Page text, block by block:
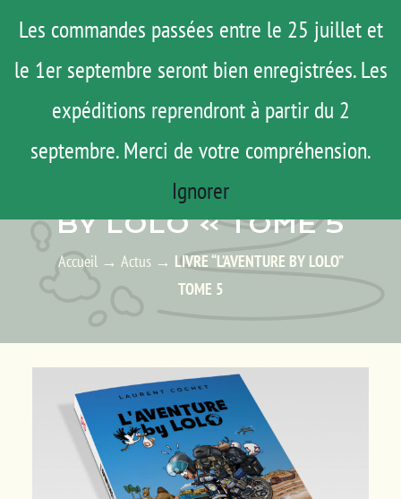
Les commandes passées entre le 25 juillet et
le 1er septembre seront bien enregistrées. Les
expéditions reprendront à partir du 2
septembre. Merci de votre compréhension.
Ignorer
contenu
Menu
ROAD TRIP
ACTUS
TESTS
AGENDA
MATOS
Mon Compte
ACTUS – LES ACTUALITÉS
LIVRE « L’AVENTURE
BY LOLO » TOME 5
Accueil→ Actus→ LIVRE “L’AVENTURE BY LOLO”
TOME 5